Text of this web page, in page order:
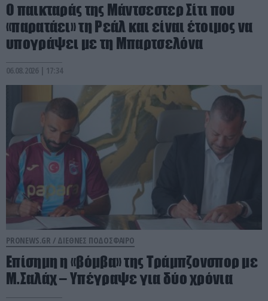
Ο παικταράς της Μάντσεστερ Σίτι που
«παρατάει» τη Ρεάλ και είναι έτοιμος να
υπογράψει με τη Μπαρτσελόνα
06.08.2026 | 17:34
PRONEWS.GR / ΔΙΕΘΝΕΣ ΠΟΔΟΣΦΑΙΡΟ
Επίσημη η «βόμβα» της Τράμπζονσπορ με
Μ.Σαλάχ – Υπέγραψε για δύο χρόνια